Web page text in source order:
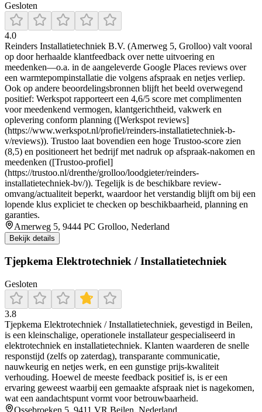
Gesloten
4.0
Reinders Installatietechniek B.V. (Amerweg 5, Grolloo) valt vooral
op door herhaalde klantfeedback over nette uitvoering en
meedenken—o.a. in de aangeleverde Google Places reviews over
een warmtepompinstallatie die volgens afspraak en netjes verliep.
Ook op andere beoordelingsbronnen blijft het beeld overwegend
positief: Werkspot rapporteert een 4,6/5 score met complimenten
voor meedenkend vermogen, klantgerichtheid, vakwerk en
oplevering conform planning ([Werkspot reviews]
(https://www.werkspot.nl/profiel/reinders-installatietechniek-b-
v/reviews)). Trustoo laat bovendien een hoge Trustoo-score zien
(8,5) en positioneert het bedrijf met nadruk op afspraak-nakomen en
meedenken ([Trustoo-profiel]
(https://trustoo.nl/drenthe/grolloo/loodgieter/reinders-
installatietechniek-bv/)). Tegelijk is de beschikbare review-
omvang/actualiteit beperkt, waardoor het verstandig blijft om bij een
lopende klus expliciet te checken op beschikbaarheid, planning en
garanties.
Amerweg 5, 9444 PC Grolloo, Nederland
Bekijk details
Tjepkema Elektrotechniek / Installatietechniek
Gesloten
3.8
Tjepkema Elektrotechniek / Installatietechniek, gevestigd in Beilen,
is een kleinschalige, operationele installateur gespecialiseerd in
elektrotechniek en installatietechniek. Klanten waarderen de snelle
responstijd (zelfs op zaterdag), transparante communicatie,
nauwkeurig en netjes werk, en een gunstige prijs‑kwaliteit
verhouding. Hoewel de meeste feedback positief is, is er een
ervaring geweest waarbij een gemaakte afspraak niet is nagekomen,
wat een aandachtspunt vormt voor betrouwbaarheid.
Ossebroeken 5, 9411 VR Beilen, Nederland